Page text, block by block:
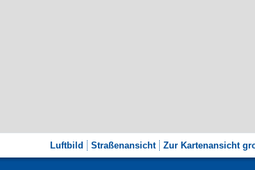
Luftbild Straßenansicht Zur Kartenansicht